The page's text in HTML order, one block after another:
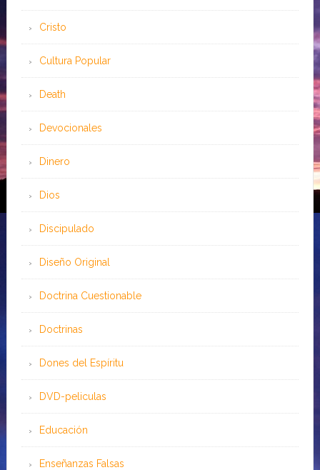
Cristo
Cultura Popular
Death
Devocionales
Dinero
Dios
Discipulado
Diseño Original
Doctrina Cuestionable
Doctrinas
Dones del Espíritu
DVD-peliculas
Educación
Enseñanzas Falsas